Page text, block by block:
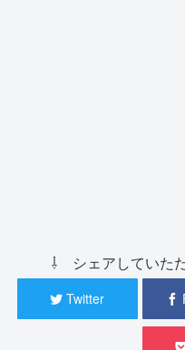
⇩ シェアしていた
Twitter